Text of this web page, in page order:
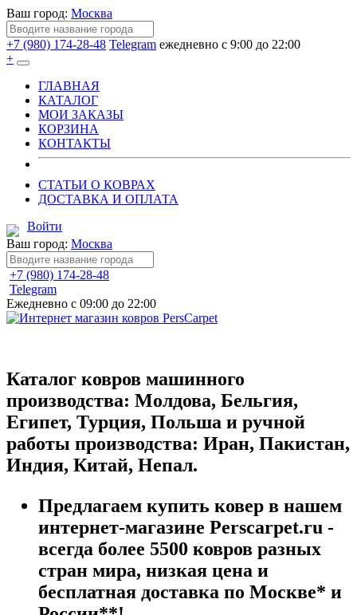
Ваш город: Москва
+7 (980) 174-28-48 Telegram ежедневно с 9:00 до 22:00
+
ГЛАВНАЯ
КАТАЛОГ
МОИ ЗАКАЗЫ
КОРЗИНА
КОНТАКТЫ
СТАТЬИ О КОВРАХ
ДОСТАВКА И ОПЛАТА
Войти
Ваш город: Москва
+7 (980) 174-28-48
Telegram
Ежедневно с 09:00 до 22:00
Каталог ковров машинного
производства: Молдова, Бельгия,
Египет, Турция, Польша и ручной
работы производства: Иран, Пакистан,
Индия, Китай, Непал.
Предлагаем купить ковер в нашем
интернет-магазине Perscarpet.ru -
всегда более 5500 ковров разных
стран мира, низкая цена и
бесплатная доставка по Москве* и